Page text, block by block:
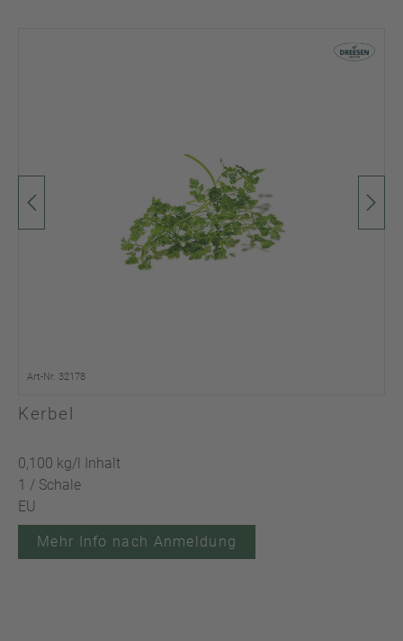
Art-Nr. 32178
Kerbel
0,100 kg/l Inhalt
1 / Schale
EU
Mehr Info nach Anmeldung